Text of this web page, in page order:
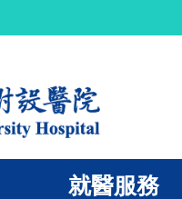
就醫服務